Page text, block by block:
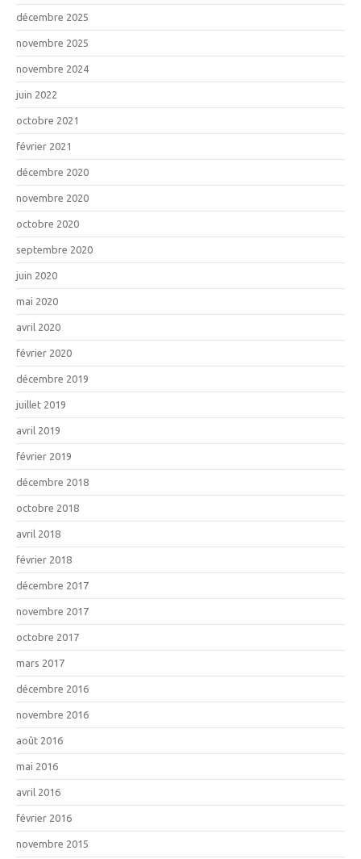
décembre 2025
novembre 2025
novembre 2024
juin 2022
octobre 2021
février 2021
décembre 2020
novembre 2020
octobre 2020
septembre 2020
juin 2020
mai 2020
avril 2020
février 2020
décembre 2019
juillet 2019
avril 2019
février 2019
décembre 2018
octobre 2018
avril 2018
février 2018
décembre 2017
novembre 2017
octobre 2017
mars 2017
décembre 2016
novembre 2016
août 2016
mai 2016
avril 2016
février 2016
novembre 2015